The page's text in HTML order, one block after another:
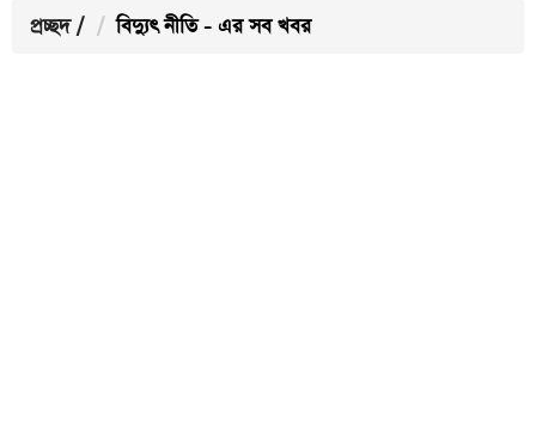
প্রচ্ছদ / বিদ্যুৎ নীতি - এর সব খবর